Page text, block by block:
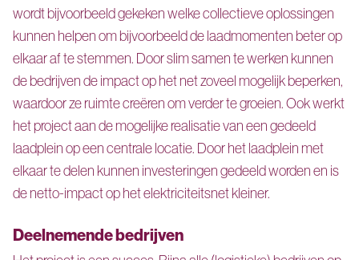
wordt bijvoorbeeld gekeken welke collectieve oplossingen
kunnen helpen om bijvoorbeeld de laadmomenten beter op
elkaar af te stemmen. Door slim samen te werken kunnen
de bedrijven de impact op het net zoveel mogelijk beperken,
waardoor ze ruimte creëren om verder te groeien. Ook werkt
het project aan de mogelijke realisatie van een gedeeld
laadplein op een centrale locatie. Door het laadplein met
elkaar te delen kunnen investeringen gedeeld worden en is
de netto-impact op het elektriciteitsnet kleiner.
Deelnemende bedrijven